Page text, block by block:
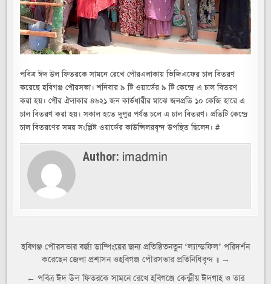
পবিত্র ঈদ উল ফিতরকে সামনে রেখে পৌরএলাকায় ভিজিএফের চাল বিতরণ
করেছে হবিগঞ্জ পৌরসভা। শনিবার ৯ টি ওয়ার্ডের ৯ টি কেন্দ্রে এ চাল বিতরণ
করা হয়। পৌর ঐলাকার ৪৬২১ জন কার্ডধারীর মাঝে জনপ্রতি ১০ কেজি হারে এ
চাল বিতরণ করা হয়। সকাল হতে দুপুর পর্যন্ত চলে এ চাল বিতরণ। প্রতিটি কেন্দ্রে
চাল বিতরণের সময় সংশ্লিষ্ট ওয়ার্ডের কাউন্সিলরবৃন্দ উপস্থিত ছিলেন। #
Author: imadmin
Post
navigation
হবিগঞ্জ পৌরসভার বর্জ্য ডাম্পিংয়ের জন্য প্রতিষ্ঠিতনতুন ‘ল্যান্ডফিল’ পরিদর্শন
করেছেন জেলা প্রশাসন ওহবিগঞ্জ পৌরসভার প্রতিনিধিবৃন্দ ॥ →
← পবিত্র ঈদ উল ফিতরকে সামনে রেখে হবিগঞ্জে কেন্দ্রীয় ঈদগাহ ও তার